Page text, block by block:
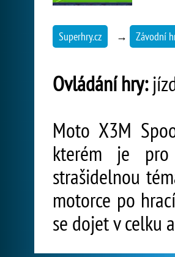
Superhry.cz → Závodní
Ovládání hry:
Moto X3M
kterém je pro
strašidelnou
motorce po
se dojet v celku